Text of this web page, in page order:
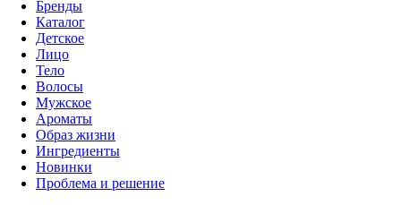
Бренды
Каталог
Детское
Лицо
Тело
Волосы
Мужское
Ароматы
Образ жизни
Ингредиенты
Новинки
Проблема и решение